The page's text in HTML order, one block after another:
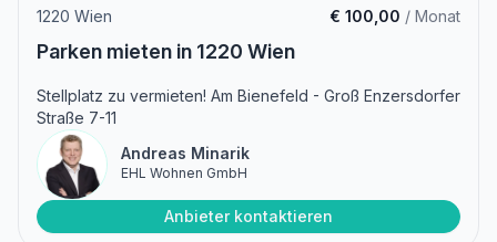
1220 Wien € 100,00 / Monat
Parken mieten in 1220 Wien
Stellplatz zu vermieten! Am Bienefeld - Groß Enzersdorfer
Straße 7-11
Andreas Minarik
EHL Wohnen GmbH
Anbieter kontaktieren